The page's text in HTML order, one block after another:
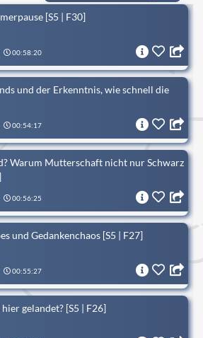
[S5 | F30]
00:58:20
und der Erkenntnis, wie schnell die
00:54:17
Warum Mutterschaft nicht nur Schwarz
00:56:25
und Gedankenchaos [S5 | F27]
00:55:27
gelandet? [S5 | F26]